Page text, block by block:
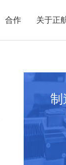
合作 关于正
正航文化
制